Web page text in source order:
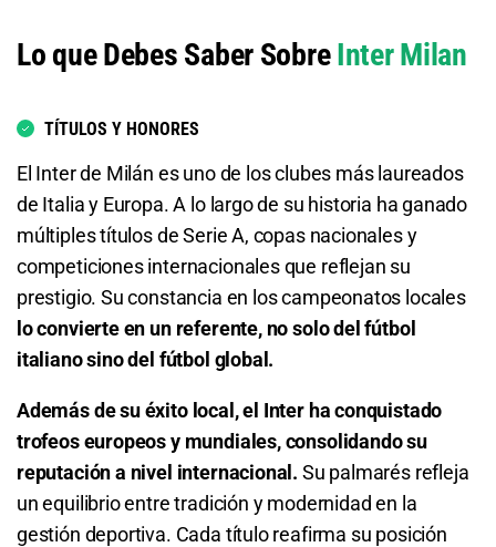
1.57 S/ 15,70 S/ 5,70
Inter Milan o AC Monza
1.11 S/ 11,10 S/ 1,10
AC Monza o Empate
4.00 S/ 40
Total de Goles - Más de 0.5
1.04 S/ 10,40 S/ 0,40
Total de Goles - Más de 1.5
Lo que Debes Saber SobreInter Milan
TÍTULOS Y HONORES
El Inter de Milán es uno de los clubes más laureados
de Italia y Europa. A lo largo de su historia ha ganado
múltiples títulos de Serie A, copas nacionales y
competiciones internacionales que reflejan su
prestigio. Su constancia en los campeonatos locales
lo convierte en un referente, no solo del fútbol
italiano sino del fútbol global.
Además de su éxito local, el Inter ha conquistado
trofeos europeos y mundiales, consolidando su
reputación a nivel internacional. Su palmarés refleja
un equilibrio entre tradición y modernidad en la
gestión deportiva. Cada título reafirma su posición